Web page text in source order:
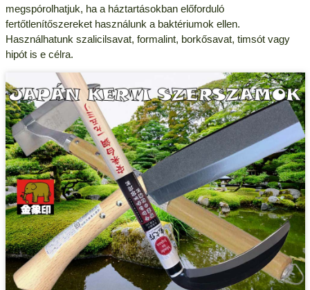
megspórolhatjuk, ha a háztartásokban előforduló
fertőtlenítőszereket használunk a baktériumok ellen.
Használhatunk szalicilsavat, formalint, borkősavat, timsót vagy
hipót is e célra.